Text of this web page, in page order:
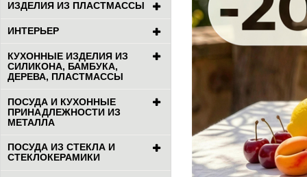
ИЗДЕЛИЯ ИЗ ПЛАСТМАССЫ
ИНТЕРЬЕР
КУХОННЫЕ ИЗДЕЛИЯ ИЗ
СИЛИКОНА, БАМБУКА,
ДЕРЕВА, ПЛАСТМАССЫ
ПОСУДА И КУХОННЫЕ
ПРИНАДЛЕЖНОСТИ ИЗ
МЕТАЛЛА
ПОСУДА ИЗ СТЕКЛА И
СТЕКЛОКЕРАМИКИ